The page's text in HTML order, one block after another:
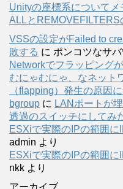
Unityの座標系についてメ
ALLとREMOVEFILTERS
VSSの設定がFailed to
敗する に ポンコツなサ
Networkでフラッピング
むにゃむにゃ、なネット
（flapping）発生の原因
bgroup に LANポートが
透過のスイッチにしてみ
ESXiで実際のIPの範囲
admin より
ESXiで実際のIPの範囲
nkk より
アーカイブ